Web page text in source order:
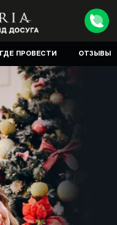
ГДЕ ПРОВЕСТИ ОТЗЫВЫ